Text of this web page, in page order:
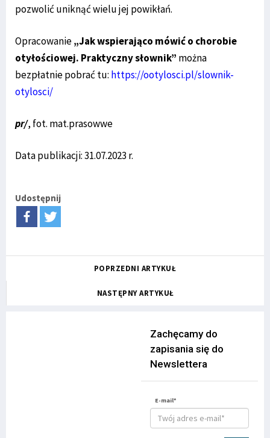
pozwolić uniknąć wielu jej powikłań.
Opracowanie„Jak wspierająco mówić o chorobie
otyłościowej. Praktyczny słownik” można
bezpłatnie pobrać tu: https://ootylosci.pl/slownik-
otylosci/
pr/, fot. mat.prasowwe
Data publikacji: 31.07.2023 r.
Udostępnij
POPRZEDNI ARTYKUŁ
NASTĘPNY ARTYKUŁ
Zachęcamy do
zapisania się do
Newslettera
E-mail*